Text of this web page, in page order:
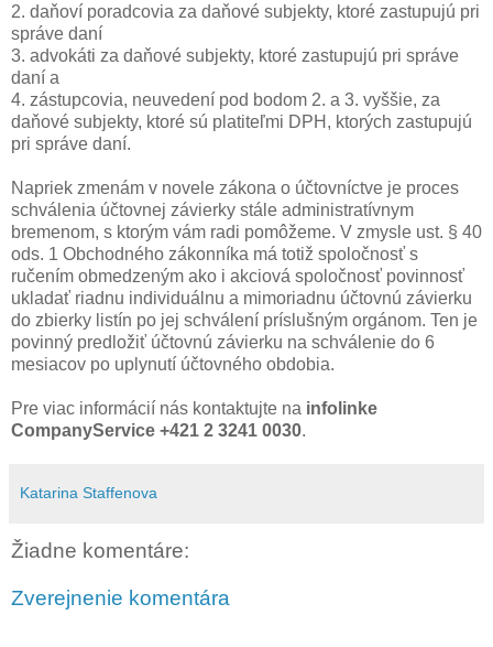
2. daňoví poradcovia za daňové subjekty, ktoré zastupujú pri
správe daní
3. advokáti za daňové subjekty, ktoré zastupujú pri správe
daní a
4. zástupcovia, neuvedení pod bodom 2. a 3. vyššie, za
daňové subjekty, ktoré sú platiteľmi DPH, ktorých zastupujú
pri správe daní.
Napriek zmenám v novele zákona o účtovníctve je proces
schválenia účtovnej závierky stále administratívnym
bremenom, s ktorým vám radi pomôžeme. V zmysle ust. § 40
ods. 1 Obchodného zákonníka má totiž spoločnosť s
ručením obmedzeným ako i akciová spoločnosť povinnosť
ukladať riadnu individuálnu a mimoriadnu účtovnú závierku
do zbierky listín po jej schválení príslušným orgánom. Ten je
povinný predložiť účtovnú závierku na schválenie do 6
mesiacov po uplynutí účtovného obdobia.
Pre viac informácií nás kontaktujte na infolinke
CompanyService +421 2 3241 0030.
Katarina Staffenova
Žiadne komentáre:
Zverejnenie komentára